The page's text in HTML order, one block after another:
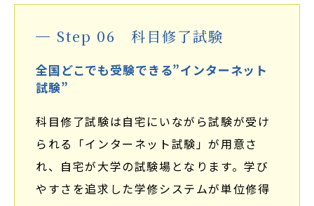
Step 06 科目修了試験
全国どこでも受験できる”インターネット
試験”
科目修了試験は自宅にいながら試験が受け
られる「インターネット試験」が用意さ
れ、自宅が大学の試験場となります。学び
やすさを追求した学修システムが単位修得